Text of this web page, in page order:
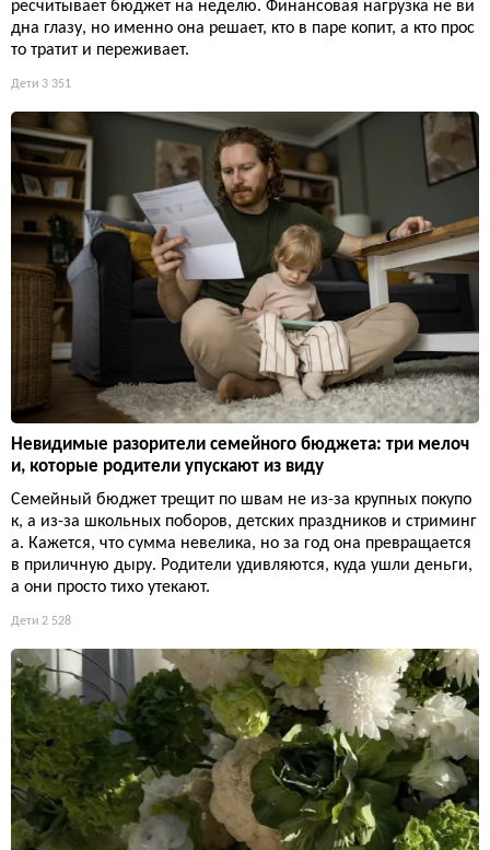
ресчитывает бюджет на неделю. Финансовая нагрузка не ви
дна глазу, но именно она решает, кто в паре копит, а кто прос
то тратит и переживает.
Дети 3 351
Невидимые разорители семейного бюджета: три мелоч
и, которые родители упускают из виду
Семейный бюджет трещит по швам не из-за крупных покупо
к, а из-за школьных поборов, детских праздников и стриминг
а. Кажется, что сумма невелика, но за год она превращается
в приличную дыру. Родители удивляются, куда ушли деньги,
а они просто тихо утекают.
Дети 2 528